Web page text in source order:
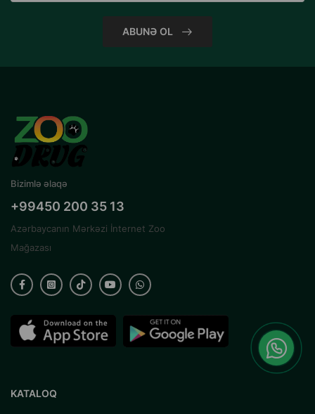
ABUNƏ OL
Bizimlə əlaqə
+99450 200 35 13
Azərbaycanın Mərkəzi İnternet Zoo
Mağazası
KATALOQ